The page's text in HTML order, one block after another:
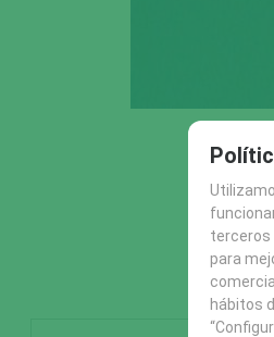
terceros
para
hábitos